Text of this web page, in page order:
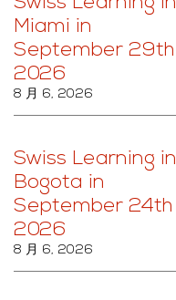
Miami in
September 29th
2026
8 月 6, 2026
Swiss Learning in
Bogota in
September 24th
2026
8 月 6, 2026